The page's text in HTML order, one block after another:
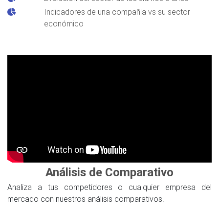
Indicadores de una compañia vs su sector
económico
Análisis de Comparativo
Analiza a tus competidores o cualquier empresa del
mercado con nuestros análisis comparativos.